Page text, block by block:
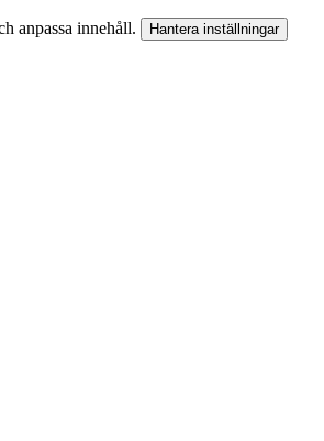
anpassa innehåll. Hantera inställningar